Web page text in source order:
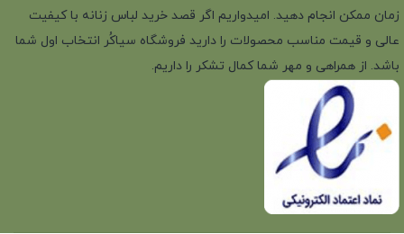
زمان ممکن انجام دهید. امیدواریم اگر قصد خرید لباس زنانه با کیفیت
عالی و قیمت مناسب محصولات را دارید فروشگاه سیاکُر انتخاب اول شما
باشد. از همراهی و مهر شما کمال تشکر را داریم.